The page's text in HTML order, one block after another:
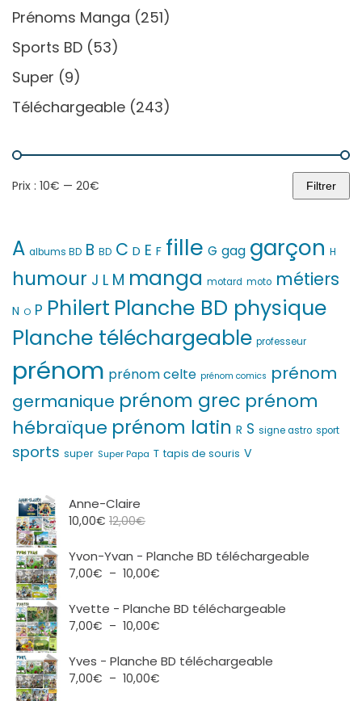
Prénoms Manga (251)
Sports BD (53)
Super (9)
Téléchargeable (243)
Prix
Prix
Filtrer
Prix : 10€ — 20€
A albums BD B BD C D E F fille G gag garçon H
humour J L M manga motard moto métiers
N O P Philert Planche BD physique
Planche téléchargeable professeur
prénom prénom celte prénom comics prénom
germanique prénom grec prénom
hébraïque prénom latin R S signe astro sport
sports super Super Papa T tapis de souris V
Anne-Claire
10,00€ 12,00€
Yvon-Yvan - Planche BD téléchargeable
7,00€ – 10,00€
prix :
10,00€
Yvette - Planche BD téléchargeable
7,00€ – 10,00€
prix :
Yves - Planche BD téléchargeable
7,00€ – 10,00€